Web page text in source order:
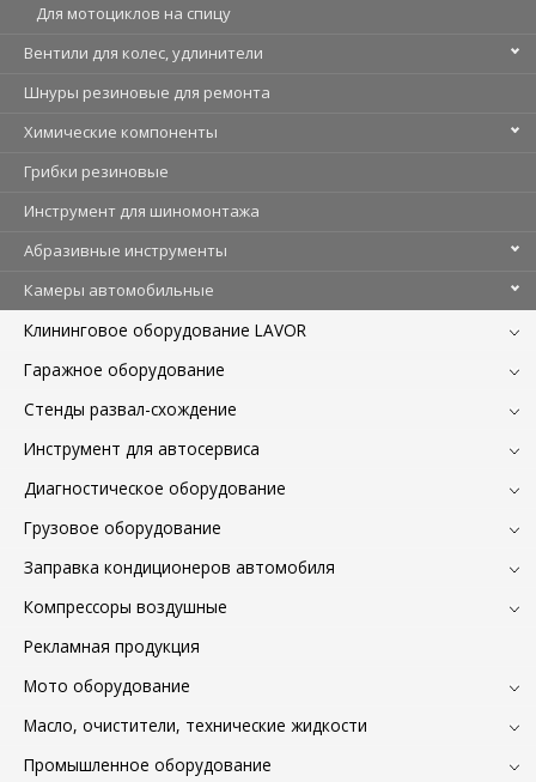
Для мотоциклов на спицу
Вентили для колес, удлинители
Шнуры резиновые для ремонта
Химические компоненты
Грибки резиновые
Инструмент для шиномонтажа
Абразивные инструменты
Камеры автомобильные
Клининговое оборудование LAVOR
Гаражное оборудование
Стенды развал-схождение
Инструмент для автосервиса
Диагностическое оборудование
Грузовое оборудование
Заправка кондиционеров автомобиля
Компрессоры воздушные
Рекламная продукция
Мото оборудование
Масло, очистители, технические жидкости
Промышленное оборудование